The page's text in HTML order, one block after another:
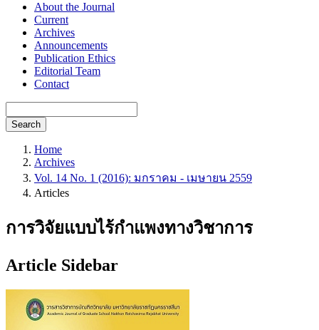
About the Journal
Current
Archives
Announcements
Publication Ethics
Editorial Team
Contact
Search
Home
Archives
Vol. 14 No. 1 (2016): มกราคม - เมษายน 2559
Articles
การวิจัยแบบไร้กำแพงทางวิชาการ
Article Sidebar